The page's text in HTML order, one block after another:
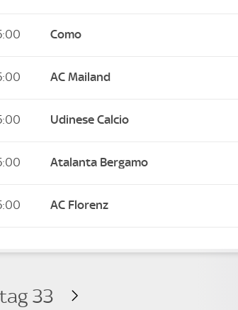
Como
AC Mailand
Udinese Calcio
Atalanta Bergamo
AC Florenz
33